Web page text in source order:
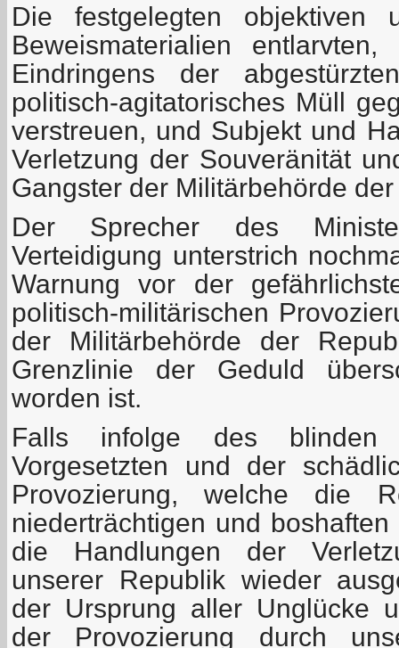
Die festgelegten objektiven
Beweismaterialien
Eindringens der
politisch-agitatorisches Müll
verstreuen, und Subjekt und
Verletzung der Souveränität
Gangster der Militärbehörde
Der Sprecher des
Verteidigung unterstrich
Warnung vor der
politisch-militärischen
der Militärbehörde der
Grenzlinie der Geduld
worden ist.
Falls infolge des blinden
Vorgesetzten und der
Provozierung, welche die
niederträchtigen und
die Handlungen der
unserer Republik wieder
der Ursprung aller Unglücke
der Provozierung durch